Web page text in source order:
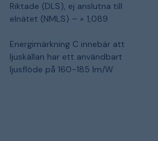
Riktade (DLS), ej anslutna till
elnätet (NMLS) – × 1,089
Energimärkning C innebär att
ljuskällan har ett användbart
ljusflöde på 160-185 lm/W.